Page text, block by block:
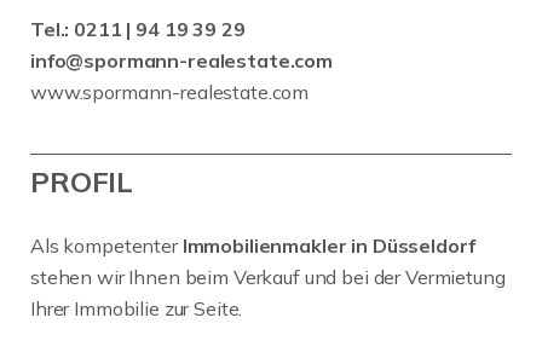
Tel.: 0211 | 94 19 39 29
info@spormann-realestate.com
www.spormann-realestate.com
PROFIL
Als kompetenter Immobilienmakler in Düsseldorf
stehen wir Ihnen beim Verkauf und bei der Vermietung
Ihrer Immobilie zur Seite.